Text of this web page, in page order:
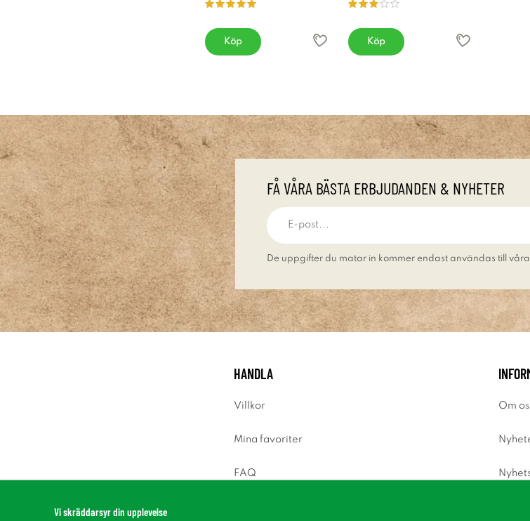
Köp Köp
FÅ VÅRA BÄSTA ERBJUDANDEN & NYHETER
De uppgifter du matar in kommer endast användas till våra
HANDLA
Villkor
Mina favoriter
FAQ
Om
Vi skräddarsyr din upplevelse